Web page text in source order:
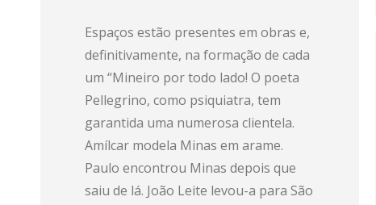
Espaços estão presentes em obras e,
definitivamente, na formação de cada
um “Mineiro por todo lado! O poeta
Pellegrino, como psiquiatra, tem
garantida uma numerosa clientela.
Amílcar modela Minas em arame.
Paulo encontrou Minas depois que
saiu de lá. João Leite levou-a para São